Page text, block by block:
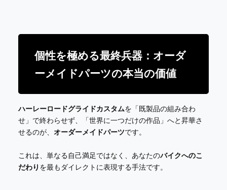
個性を極める最終兵器：オーダ
ーメイドパーツの本当の価値
ハーレーロードグライドカスタムを「既製品の組み合わ
せ」で終わらせず、「世界に一つだけの作品」へと昇華さ
せるのが、 オーダーメイドパーツです。
これは、単なる自己満足ではなく、あなたのバイクへのこ
だわり を最もダイレクトに表現する手法です。